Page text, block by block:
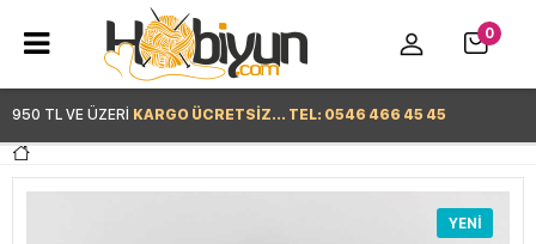
950 TL VE ÜZERİ KARGO ÜCRETSİZ... TEL: 0546 466 45 45
0
YENI